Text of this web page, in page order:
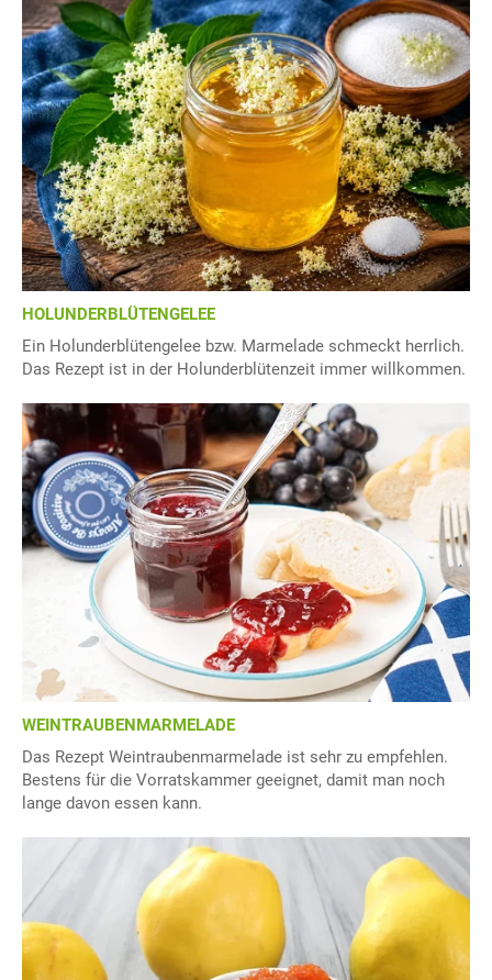
HOLUNDERBLÜTENGELEE
Ein Holunderblütengelee bzw. Marmelade schmeckt herrlich.
Das Rezept ist in der Holunderblütenzeit immer willkommen.
WEINTRAUBENMARMELADE
Das Rezept Weintraubenmarmelade ist sehr zu empfehlen.
Bestens für die Vorratskammer geeignet, damit man noch
lange davon essen kann.